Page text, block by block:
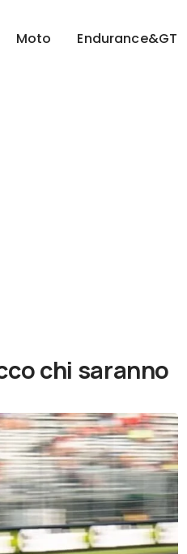
Moto Endurance&GT
chi saranno